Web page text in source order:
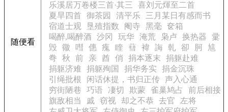
随便看
乐溪居万卷楼三首·其三
喜刘元煇至二首
夏旱四首
御茶园 清平乐
三月某日有感而书
宿道士观
垦殖指数 阉寺 黑毫
奁箱
喝醉,喝醉酒
沙冈 玩华 淹荒 枭卢 换热器
彚
毁 幑 嘒 僡 瘣 睳 蔧 褘 誨 乹 卻 胢
訄
弮
秋 前 亲 酋 俏 捐本逐末
捐躯赴难
捐躯济难 捐躯殉国 捐华务实
捐金沉珠
引绳批根
闲话休提，书归正传
声入心通
穷街陋巷
巧语 凄切 欺蒙 雀巢鸠占
前后相接
旗敌相当
戚 窃视 却之不恭 去官
左将